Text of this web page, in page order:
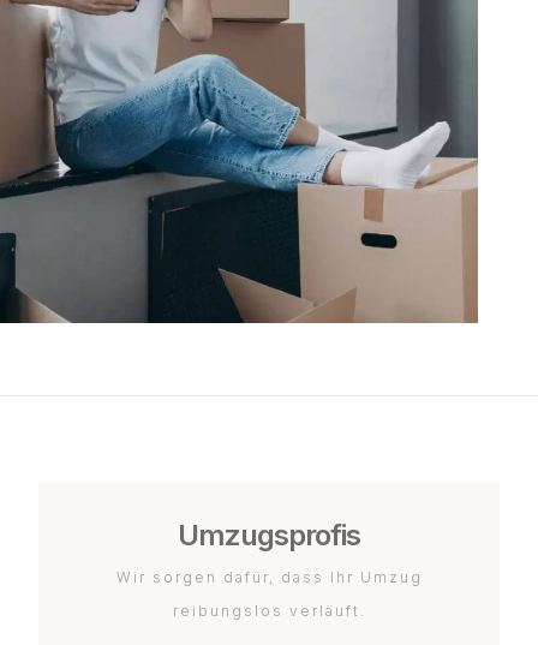
Umzugsprofis
Wir sorgen dafür, dass Ihr Umzug
reibungslos verläuft.